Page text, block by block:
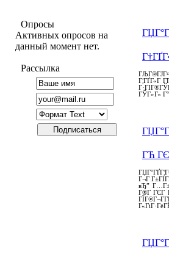
Опросы
Активных опросов на
данный момент нет.
Рассылка
Г¦ГҐГ«Г
ГЎГ»Г«
ГЋ
Г¬Г
вЂ”
Г®Г­ ГЄГ